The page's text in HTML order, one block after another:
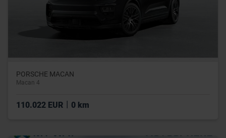
PORSCHE MACAN
Macan 4
110.022 EUR 0 km